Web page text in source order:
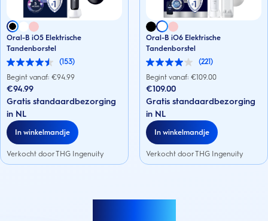
Oral-B iO5 Elektrische
Tandenborstel
(153)
4.5
van
de
5
sterren.
153
beoordelingen
Begint vanaf: €94.99
€94.99
Gratis standaardbezorging
in NL
In winkelmandje
Verkocht door THG Ingenuity
Oral-B iO6 Elektrische
Tandenborstel
(221)
4.0
van
de
5
sterren.
221
beoordelingen
Begint vanaf: €109.00
€109.00
Gratis standaardbezorging
in NL
In winkelmandje
Verkocht door THG Ingenuity